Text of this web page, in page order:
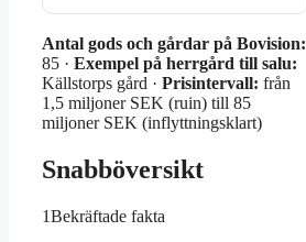
Antal gods och gårdar på Bovision:
85 · Exempel på herrgård till salu:
Källstorps gård · Prisintervall: från
1,5 miljoner SEK (ruin) till 85
miljoner SEK (inflyttningsklart)
Snabböversikt
1Bekräftade fakta